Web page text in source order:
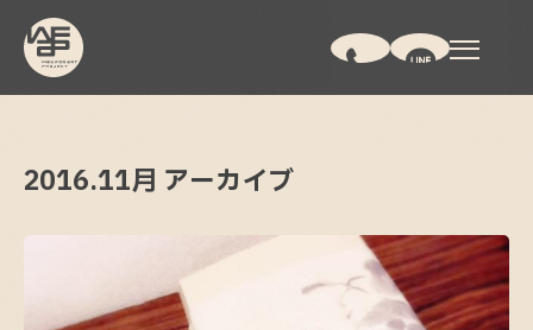
2016.11月 アーカイブ